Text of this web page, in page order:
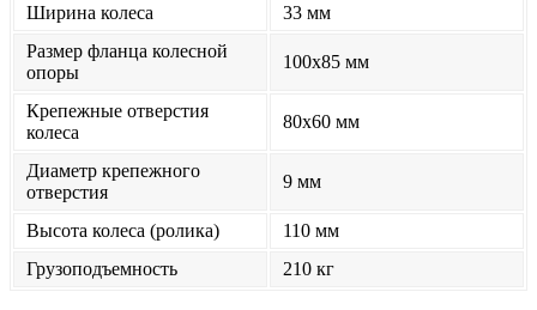
Ширина колеса
33 мм
Размер фланца колесной
опоры
100x85 мм
Крепежные отверстия
колеса
80x60 мм
Диаметр крепежного
отверстия
9 мм
Высота колеса (ролика)
110 мм
Грузоподъемность
210 кг